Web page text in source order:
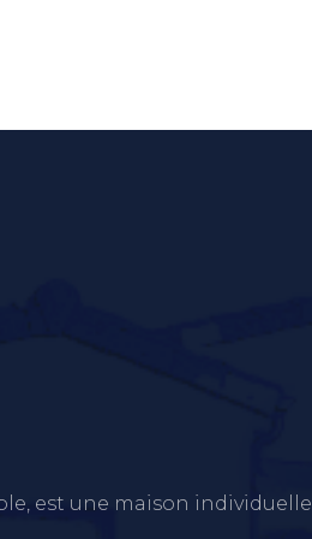
est une maison individuelle